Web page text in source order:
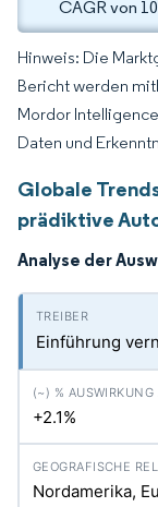
CAGR von
Hinweis: Die
Bericht werden
Mordor
Daten und
Globale
prädiktive
Analyse der
Einführung
+2.1%
Nordamerika,